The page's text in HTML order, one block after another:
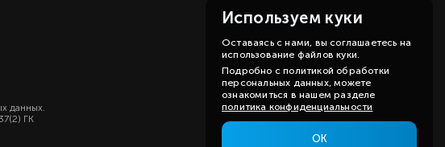
данных.
ГК
Используем куки
Оставаясь с нами, вы соглашаетесь на
использование файлов куки.
Подробно с политикой обработки
персональных данных, можете
ознакомиться в нашем разделе
политика конфиденциальности
ОК